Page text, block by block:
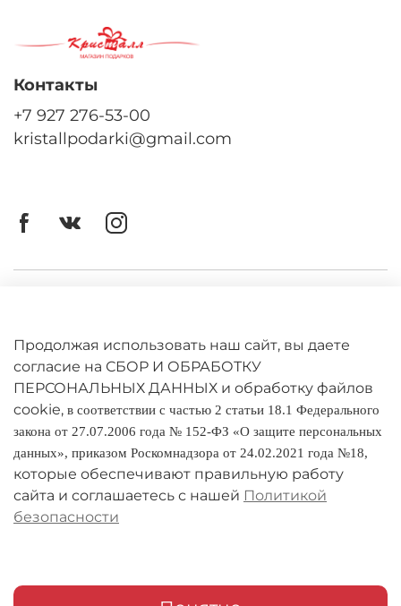
Политика конфиденциальности
Оплата и доставка
Условия обмена и возврата
Реквизиты
О компании
Мои заказы
Контакты
+7 927 276-53-00
kristallpodarki@gmail.com
Продолжая использовать наш сайт, вы даете
согласие на СБОР И ОБРАБОТКУ
ПЕРСОНАЛЬНЫХ ДАННЫХ и обработку файлов
cookie, в соответствии с частью 2 статьи 18.1 Федерального
закона от 27.07.2006 года № 152-ФЗ «О защите персональных
данных», приказом Роскомнадзора от 24.02.2021 года №18,
которые обеспечивают правильную работу
сайта и соглашаетесь с нашей Политикой
безопасности